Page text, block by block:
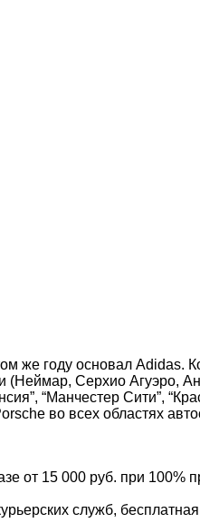
же году основал Adidas.
(Неймар, Серхио Агуэро,
“Манчестер Сити”,
во всех областях
от 15 000 руб. при 100%
служб,